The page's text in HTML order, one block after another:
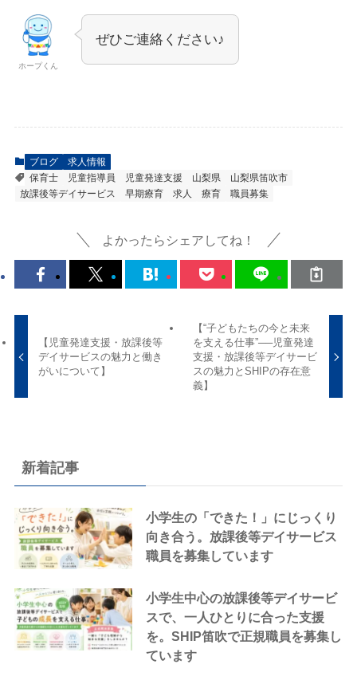
ホープくん
ぜひご連絡ください♪
ブログ
求人情報
保育士
児童指導員 児童発達支援 山梨県
山梨県笛吹市
放課後等デイサービス
早期療育 求人 療育 職員募集
よかったらシェアしてね！
【児童発達支援・放課後等
デイサービスの魅力と働き
がいについて】
【“子どもたちの今と未来
を支える仕事”──児童発達
支援・放課後等デイサービ
スの魅力とSHIPの存在意
義】
新着記事
小学生の「できた！」にじっくり
向き合う。放課後等デイサービス
職員を募集しています
小学生中心の放課後等デイサービ
スで、一人ひとりに合った支援
を。SHIP笛吹で正規職員を募集し
ています